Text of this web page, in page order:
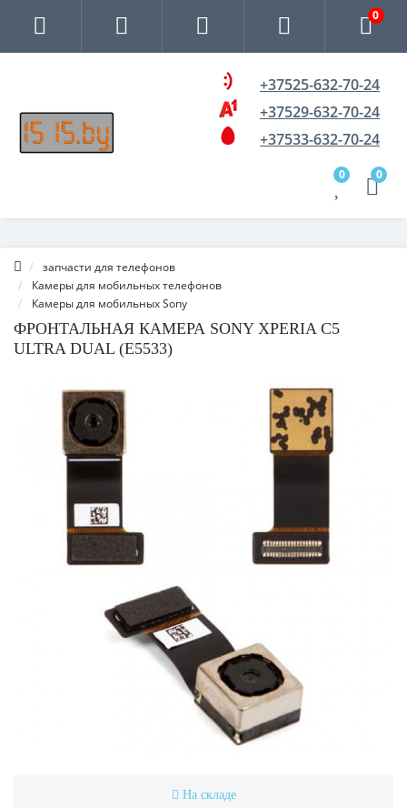
0
+37525-632-70-24
+37529-632-70-24
+37533-632-70-24
0 0
запчасти для телефонов
Камеры для мобильных телефонов
Камеры для мобильных Sony
ФРОНТАЛЬНАЯ КАМЕРА SONY XPERIA C5
ULTRA DUAL (E5533)
На складе